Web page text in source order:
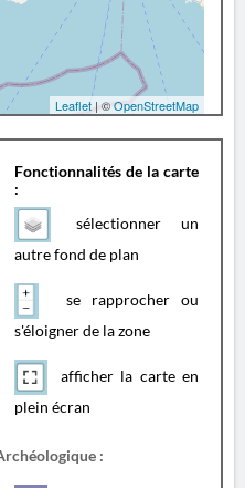
Leaflet| ©OpenStreetMap
Fonctionnalités de la carte
:
sélectionner un
autre fond de plan
se rapprocher ou
s'éloigner de la zone
afficher la carte en
plein écran
: